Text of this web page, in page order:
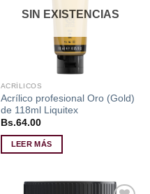
SIN EXISTENCIAS
ACRÍLICOS
Acrílico profesional Oro (Gold)
de 118ml Liquitex
Bs.64.00
LEER MÁS